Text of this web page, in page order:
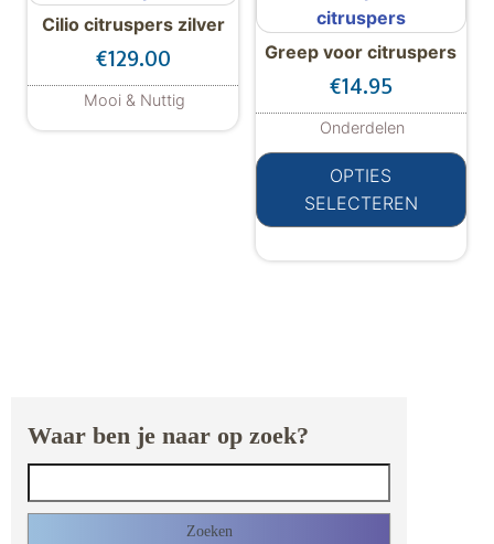
Cilio citruspers zilver
€129.00
Mooi & Nuttig
Greep voor citruspers
€14.95
Onderdelen
OPTIES
SELECTEREN
Waar ben je naar op zoek?